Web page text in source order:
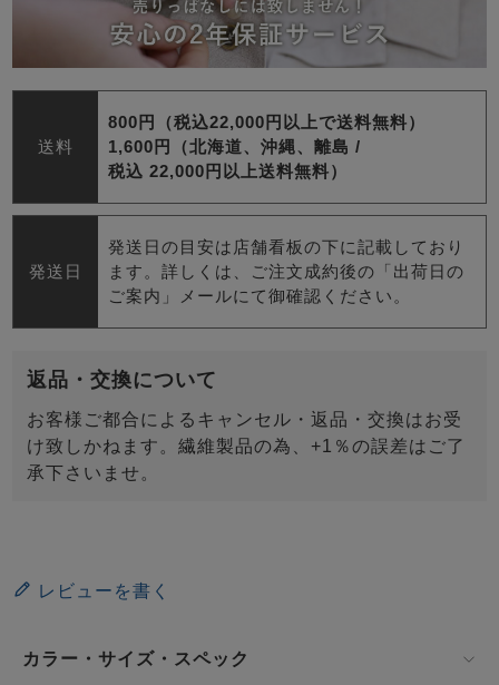
送料
800円（税込22,000円以上で送料無料）
1,600円（北海道、沖縄、離島 /
税込 22,000円以上送料無料）
発送日
発送日の目安は店舗看板の下に記載しており
ます。詳しくは、ご注文成約後の「出荷日の
ご案内」メールにて御確認ください。
返品・交換について
お客様ご都合によるキャンセル・返品・交換はお受
け致しかねます。繊維製品の為、+1％の誤差はご了
承下さいませ。
レビューを書く
カラー・サイズ・スペック